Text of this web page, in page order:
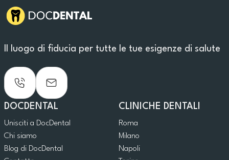
Il luogo di fiducia per tutte le tue esigenze di salute
DOCDENTAL
Unisciti a DocDental
Chi siamo
Blog di DocDental
CLINICHE DENTALI
Roma
Milano
Napoli